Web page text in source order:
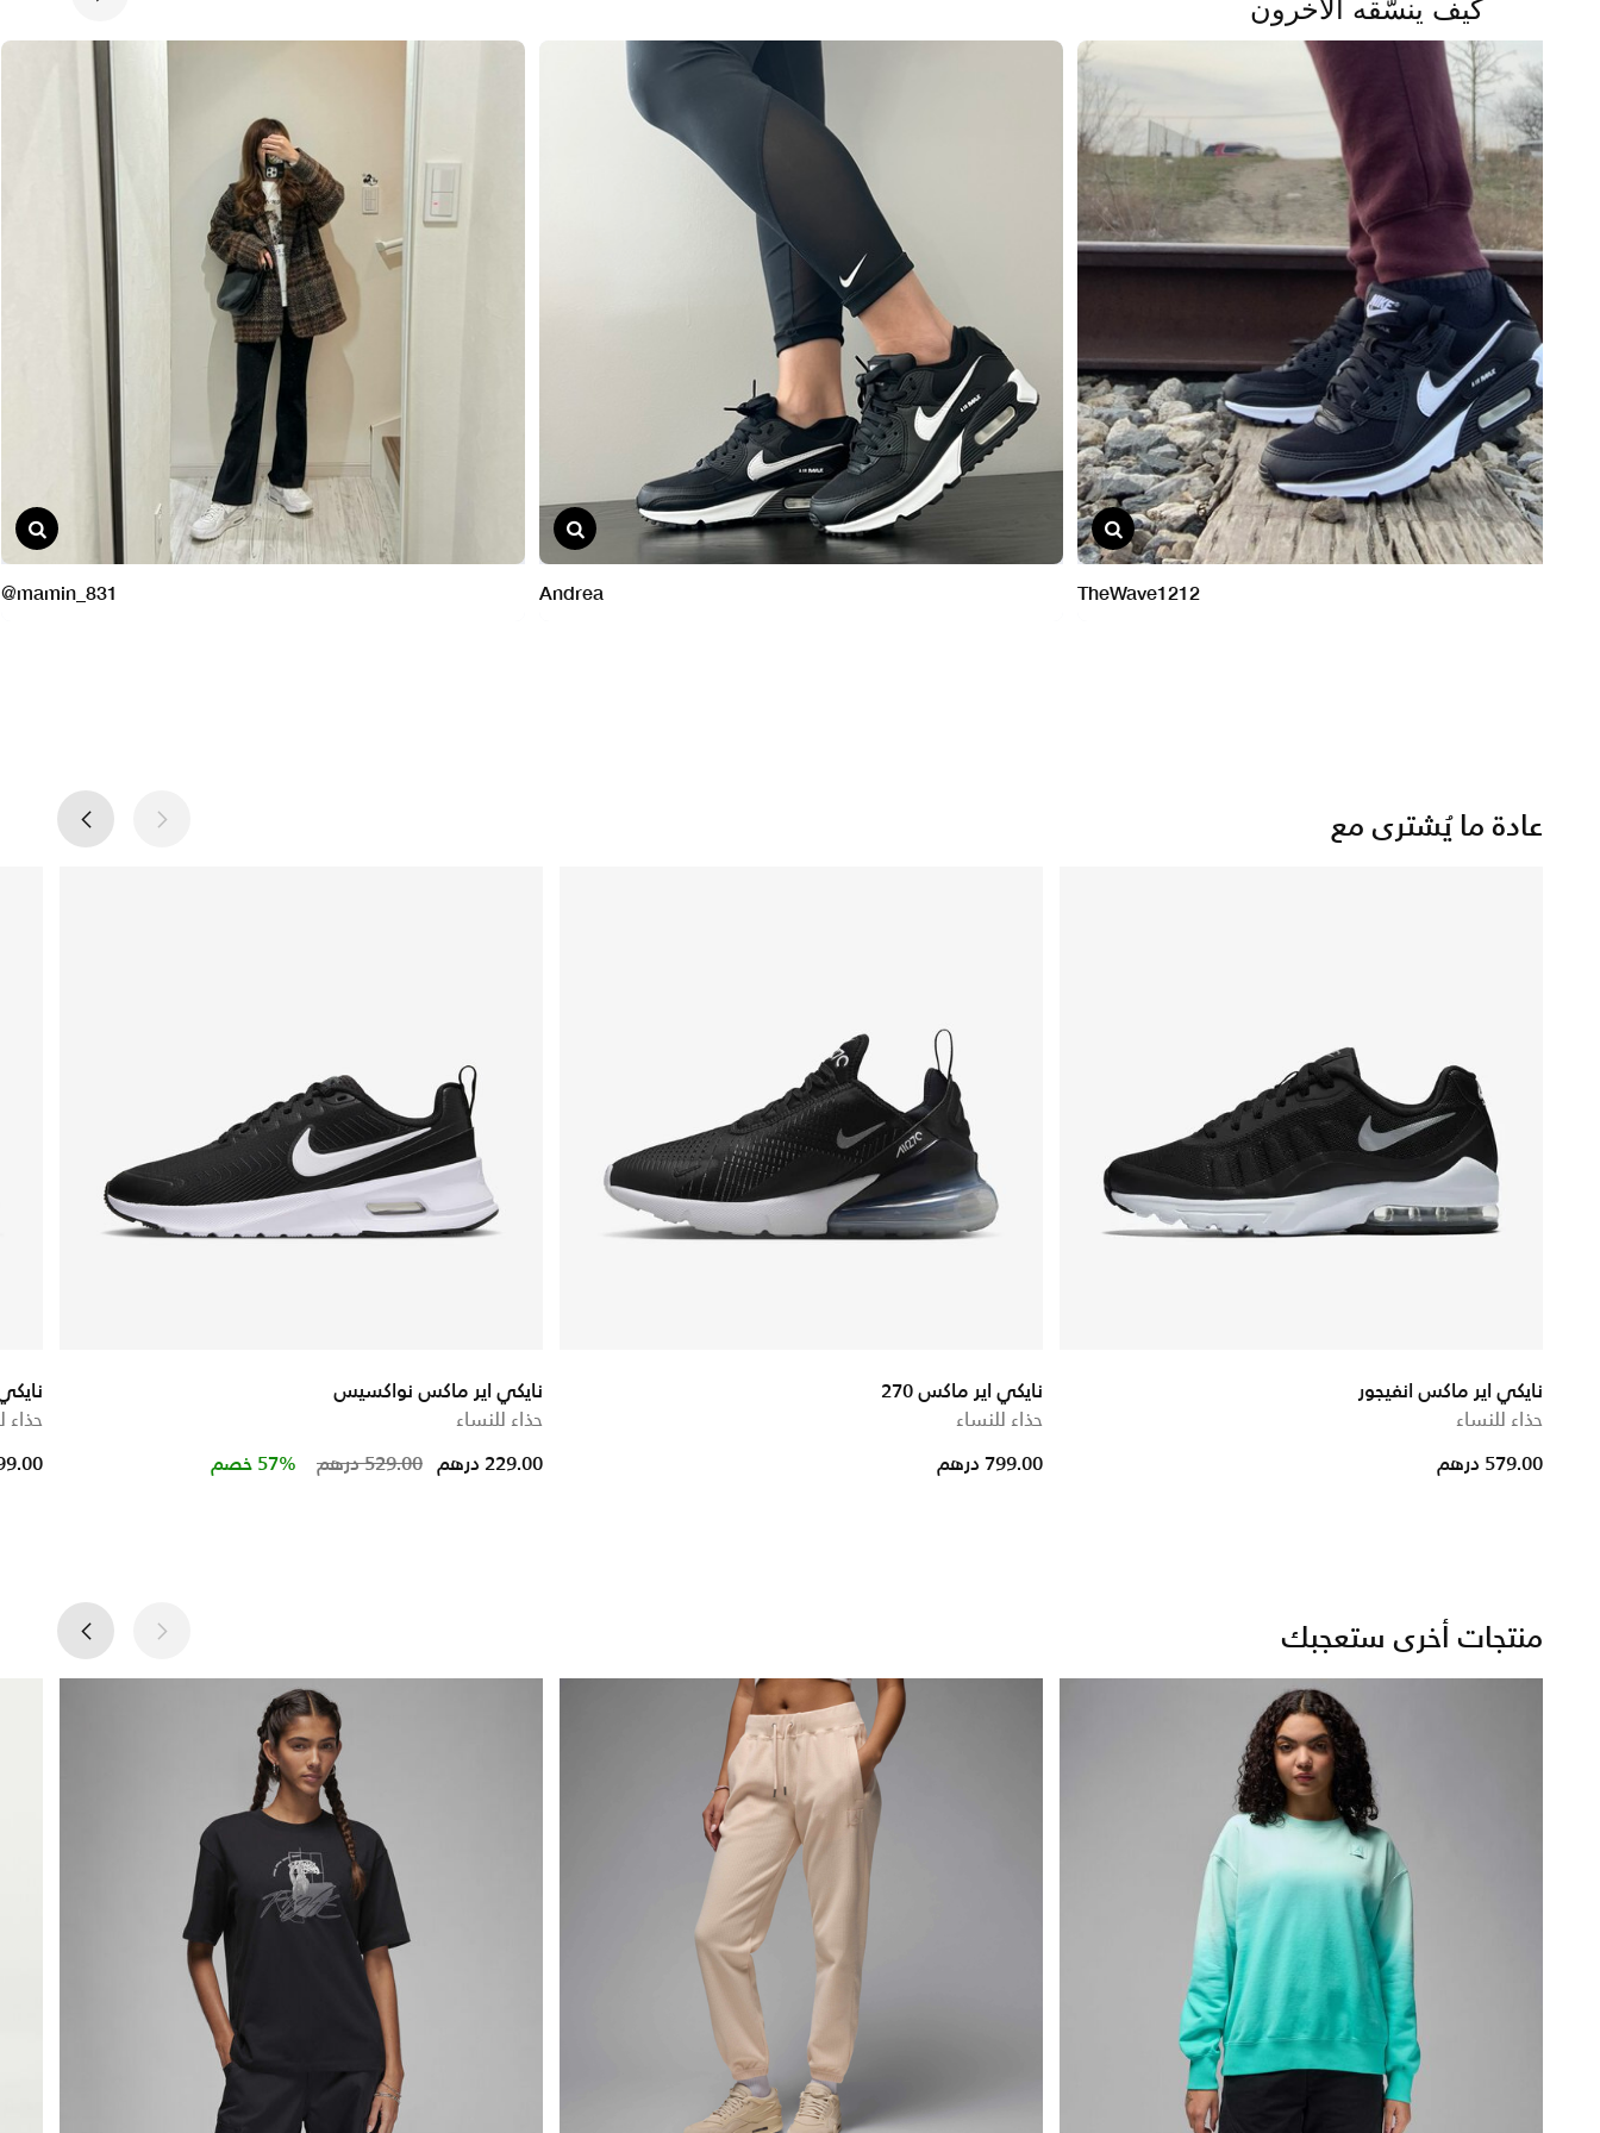
عادة ما يُشترى مع
نايكي اير ماكس انفيجور
حذاء للنساء
579.00 درهم
نايكي اير ماكس 270
حذاء للنساء
799.00 درهم
نايكي اير ماكس نواكسيس
حذاء للنساء
Price reduced from529.00 درهم to 229.00 درهم 57% خصم
حذاء
799.00
منتجات أخرى ستعجبك